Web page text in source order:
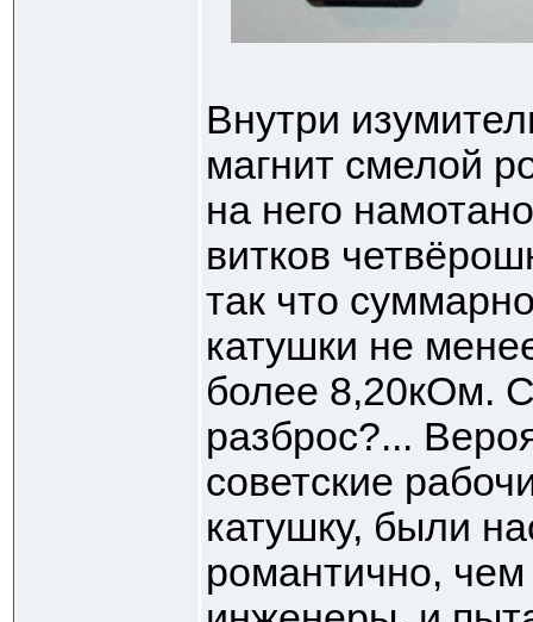
Внутри
магнит смелой
на него
витков
так что
катушки не
более 8,20кОм.
разброс?...
советские
катушку, были
романтично, чем